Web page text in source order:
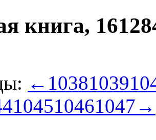
книга,
← 10381039
104510461047 →